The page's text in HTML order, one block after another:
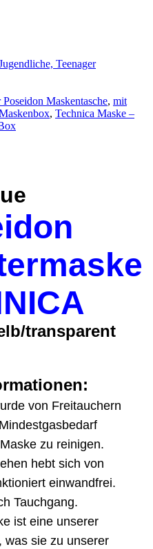
Teenager
Maskentasche, mit
, Technica Maske –
transparent
von Freitauchern
zu reinigen.
hebt sich von
einwandfrei.
Tauchgang.
ist eine unserer
was sie zu unserer